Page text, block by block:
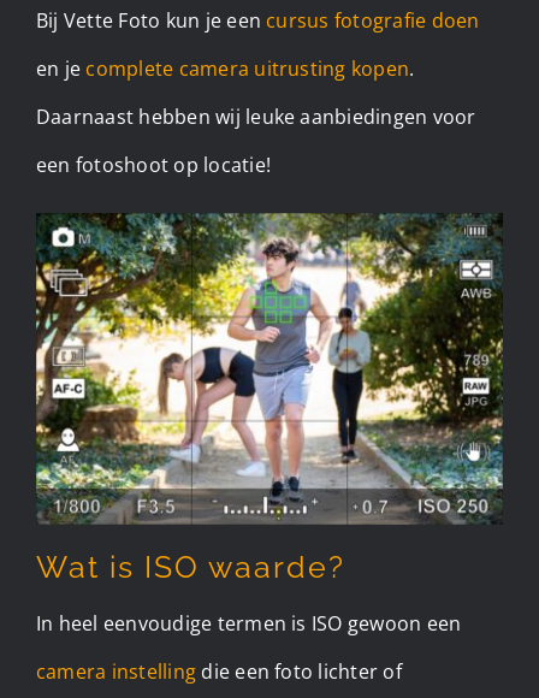
Bij Vette Foto kun je een cursus fotografie doen
en je complete camera uitrusting kopen.
Daarnaast hebben wij leuke aanbiedingen voor
een fotoshoot op locatie!
Wat is ISO waarde?
In heel eenvoudige termen is ISO gewoon een
camera instelling die een foto lichter of